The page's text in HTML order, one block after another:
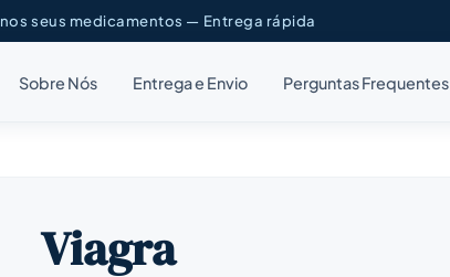
nos seus medicamentos — Entrega rápida
Sobre Nós Entrega e Envio Perguntas Frequentes
Viagra